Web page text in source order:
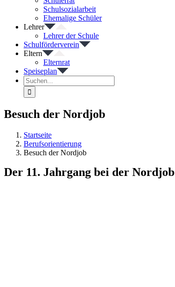
Schulsozialarbeit
Ehemalige Schüler
Lehrer
Lehrer der Schule
Schulförderverein
Eltern
Elternrat
Speiseplan
Suche
nach:
Besuch der Nordjob
Startseite
Berufsorientierung
Besuch der Nordjob
Der 11. Jahrgang bei der Nordjob